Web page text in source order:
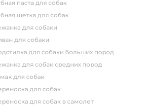
паста для собак
щетка для собак
для собаки
для собаки
для собаки больших пород
для собак средних пород
для собак
для собак
для собак в самолет